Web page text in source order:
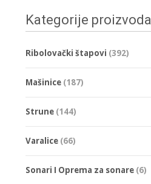
Kategorije proizvoda
Ribolovački štapovi (392)
Mašinice (187)
Strune (144)
Varalice (66)
Sonari I Oprema za sonare (6)